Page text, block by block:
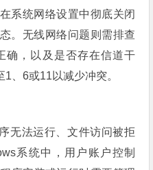
系统网络设置中彻底关闭
。无线网络问题则需排查
确，以及是否存在信道干
、6或11以减少冲突。
无法运行、文件访问被拒
系统中，用户账户控制